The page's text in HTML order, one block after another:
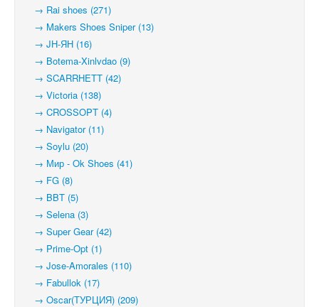
→ Rai shoes (271)
→ Makers Shoes Sniper (13)
→ JH-ЯН (16)
→ Botema-Xinlvdao (9)
→ SCARRHETT (42)
→ Victoria (138)
→ CROSSOPT (4)
→ Navigator (11)
→ Soylu (20)
→ Мир - Ok Shoes (41)
→ FG (8)
→ BBT (5)
→ Selena (3)
→ Super Gear (42)
→ Prime-Opt (1)
→ Jose-Amorales (110)
→ Fabullok (17)
→ Oscar(ТУРЦИЯ) (209)